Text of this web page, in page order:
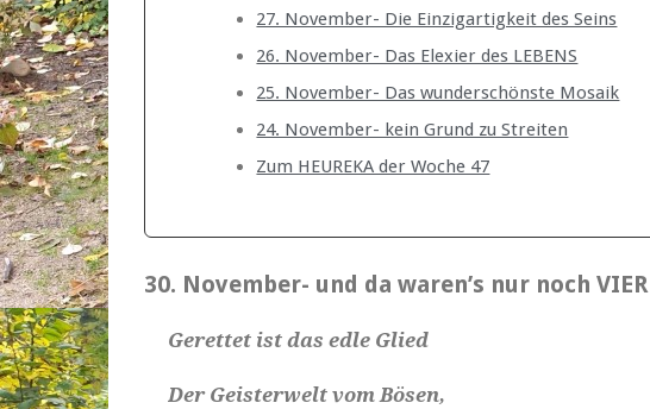
27. November- Die Einzigartigkeit des Seins
26. November- Das Elexier des LEBENS
25. November- Das wunderschönste Mosaik
24. November- kein Grund zu Streiten
Zum HEUREKA der Woche 47
30. November- und da waren’s nur noch VIER
Gerettet ist das edle Glied
Der Geisterwelt vom Bösen,